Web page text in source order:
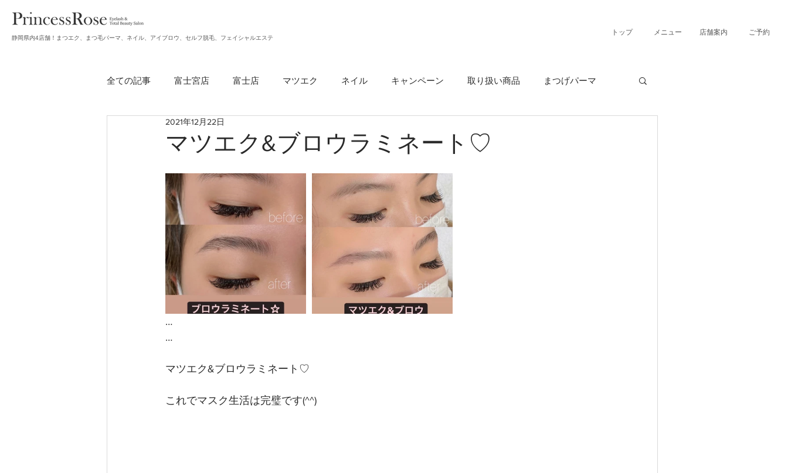
静岡県内4店舗！まつエク、まつ毛パーマ、ネイル、アイブロウ、セルフ脱毛、フェイシャルエステ
トップ メニュー 店舗案内 ご予約
全ての記事 富士宮店 富士店 マツエク ネイル キャンペーン 取り扱い商品 まつげパーマ
無題のカテゴリー
マツエク&ブロウラミネート♡
2021年12月22日
…
…
マツエク&ブロウラミネート♡
これでマスク生活は完璧です(^^)